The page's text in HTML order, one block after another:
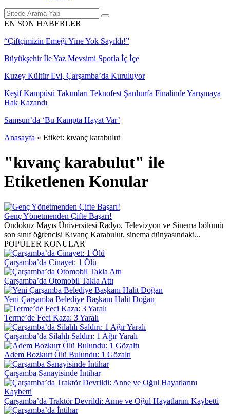
EN SON HABERLER
“Çiftçimizin Emeği Yine Yok Sayıldı!”
Büyükşehir İle Yaz Mevsimi Sporla İç İçe
Kuzey Kültür Evi, Çarşamba’da Kuruluyor
Keşif Kampüsü Takımları Teknofest Şanlıurfa Finalinde Yarışmaya
Hak Kazandı
Samsun’da ‘Bu Kampta Hayat Var’
Anasayfa » Etiket: kıvanç karabulut
"kıvanç karabulut" ile
Etiketlenen Konular
Genç Yönetmenden Çifte Başarı!
Ondokuz Mayıs Üniversitesi Radyo, Televizyon ve Sinema bölümü
son sınıf öğrencisi Kıvanç Karabulut, sinema dünyasındaki...
POPÜLER KONULAR
Çarşamba’da Cinayet: 1 Ölü
Çarşamba’da Otomobil Takla Attı
Yeni Çarşamba Belediye Başkanı Halit Doğan
Terme’de Feci Kaza: 3 Yaralı
Çarşamba’da Silahlı Saldırı: 1 Ağır Yaralı
Adem Bozkurt Ölü Bulundu: 1 Gözaltı
Çarşamba Sanayisinde İntihar
Çarşamba’da Traktör Devrildi: Anne ve Oğul Hayatlarını Kaybetti